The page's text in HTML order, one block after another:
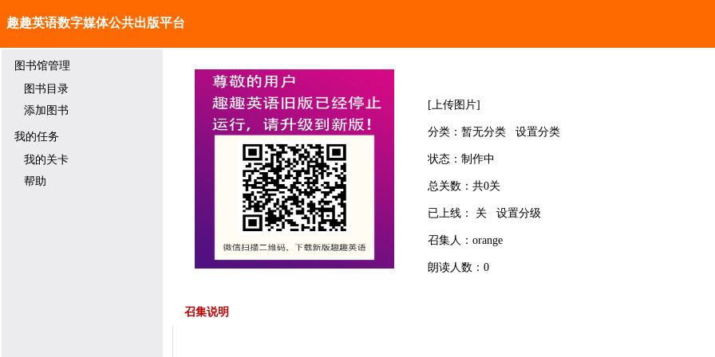
趣趣英语数字媒体公共出版平台
图书馆管理
图书目录
添加图书
我的任务
我的关卡
帮助
[上传图片]
分类： 暂无分类 设置分类
状态： 制作中
总关数： 共0关
已上线： 关 设置分级
召集人： orange
朗读人数： 0
召集说明